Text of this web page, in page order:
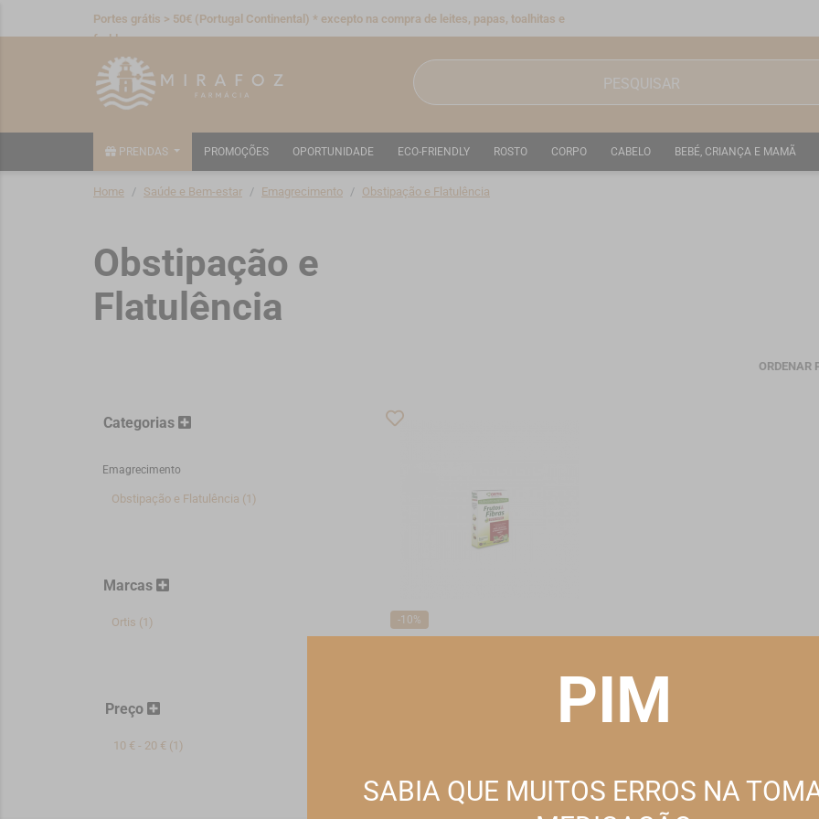
Portes grátis > 50€ (Portugal Continental) * excepto na compra de leites, papas, toalhitas e
fraldas
PRENDAS PROMOÇÕES OPORTUNIDADE ECO-FRIENDLY ROSTO CORPO CABELO BEBÉ, CRIANÇA E MAMÃ
Home Saúde e Bem-estar Emagrecimento Obstipação e Flatulência
Obstipação e
Flatulência
Categorias
Emagrecimento
Obstipação e Flatulência (1)
Marcas
Ortis (1)
Preço
10 € - 20 € (1)
ORDENAR
-10%
*Promoção válida de 2026-08-01 a 2026-08-31ESTE WEBSITE UTILIZA COOKIES
REJEITAR TODOS OS NÃO ESSENCIAIS
PIM
SABIA QUE MUITOS ERROS NA